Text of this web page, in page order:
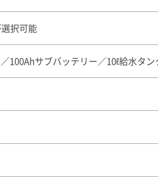
択可能
100Ahサブバッテリー／10ℓ給水タ